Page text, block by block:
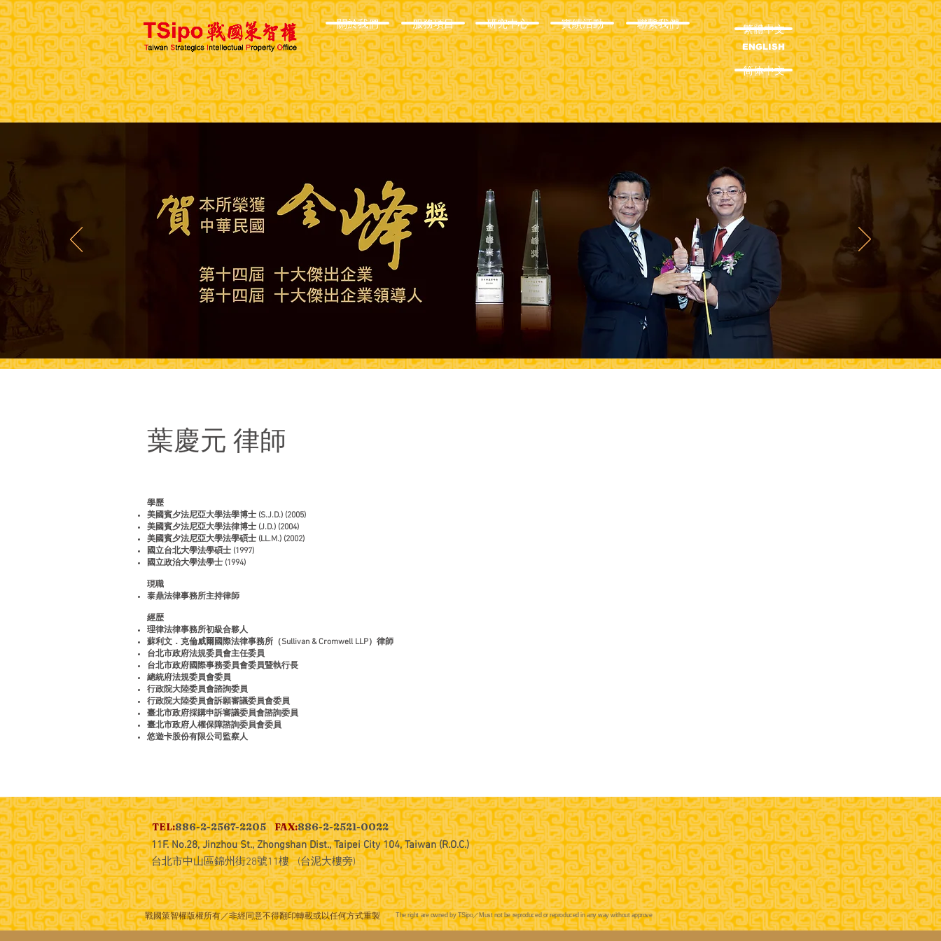
關於我們 服務項目 實績活動
研究中心 聯繫我們 繁體中文
ENGLISH
简体中文
葉慶元 律師
學歷
美國賓夕法尼亞大學法學博士 (S.J.D.) (2005)
美國賓夕法尼亞大學法律博士 (J.D.) (2004)
美國賓夕法尼亞大學法學碩士 (LL.M.) (2002)
國立台北大學法學碩士 (1997)
國立政治大學法學士 (1994)
現職
泰鼎法律事務所主持律師
經歴​
理律法律事務所初級合夥人
蘇利文．克倫威爾國際法律事務所（Sullivan & Cromwell LLP）律師
台北市政府法規委員會主任委員
台北市政府國際事務委員會委員暨執行長
總統府法規委員會委員
行政院大陸委員會諮詢委員
行政院大陸委員會訴願審議委員會委員
臺北市政府採購申訴審議委員會諮詢委員
臺北市政府人權保障諮詢委員會委員
悠遊卡股份有限公司監察人
TEL:886-2-2567-2205FAX:886-2-2521-0022
11F. No.28, Jinzhou St., Zhongshan Dist., Taipei City 104, Taiwan (R.O.C.)
台北市中山區錦州街28號11樓 (台泥大樓旁)
戰國策智權版權所有／非經同意不得翻印轉載或以任何方式重製 The right are owned by TSipo／Must not be reproduced or reproduced in any way without approve